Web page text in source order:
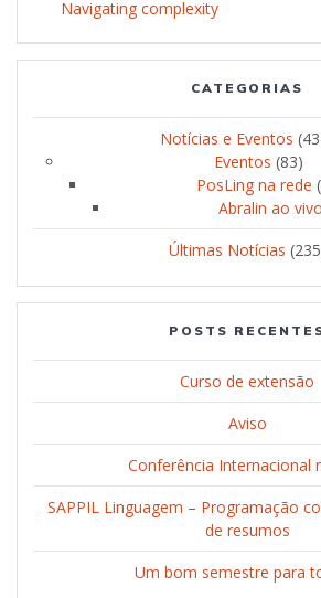
Navigating complexity
CATEGORIAS
Notícias e Eventos
Eventos (83)
PosLing na rede
Abralin ao vivo
Últimas Notícias
POSTS
Curso de extensão
Aviso
Conferência Internacional
SAPPIL Linguagem – Programação
de resumos
Um bom semestre para